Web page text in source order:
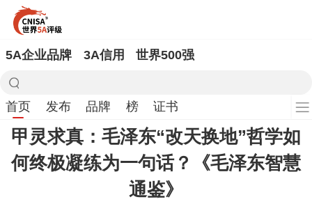
5A企业品牌 3A信用 世界500强
首页 发布 品牌 榜 证书
甲灵求真：毛泽东“改天换地”哲学如
何终极凝练为一句话？《毛泽东智慧
通鉴》